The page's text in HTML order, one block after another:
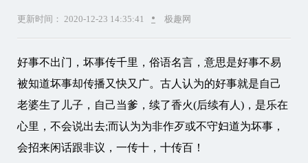
更新时间： 2020-12-23 14:35:41 • 极趣网
好事不出门，坏事传千里，俗语名言，意思是好事不易
被知道坏事却传播又快又广。古人认为的好事就是自己
老婆生了儿子，自己当爹，续了香火(后续有人)，是乐在
心里，不会说出去;而认为为非作歹或不守妇道为坏事，
会招来闲话跟非议，一传十，十传百！